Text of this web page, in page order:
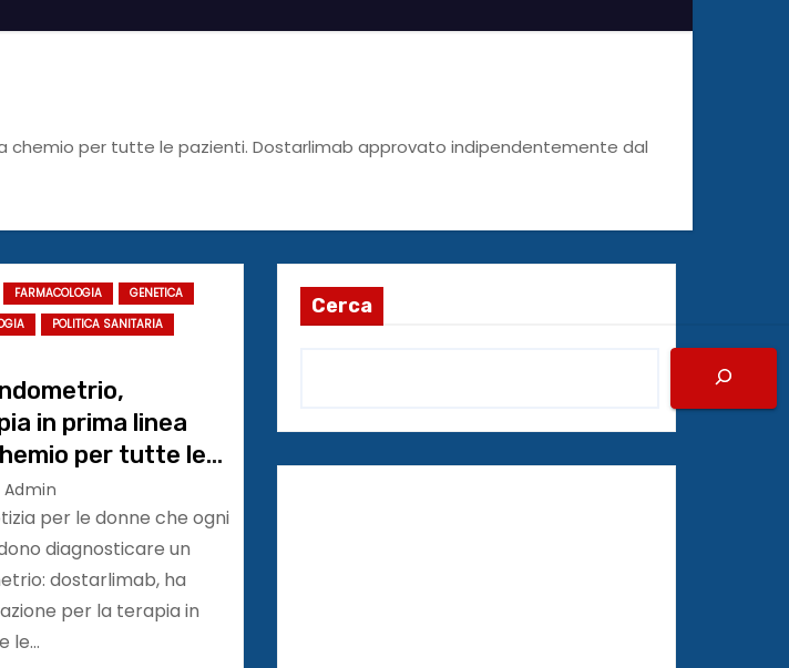
chemio per tutte le pazienti. Dostarlimab approvato indipendentemente dal
FARMACOLOGIA
GENETICA
POLITICA SANITARIA
in prima linea
per tutte le
approvato
dal profilo
cancro
Admin
per le donne che ogni
diagnosticare un
dostarlimab, ha
per la terapia in
le…
Cerca